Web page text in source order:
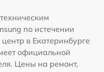
по истечении
в Екатеринбурге
официальной
Цены на ремонт,